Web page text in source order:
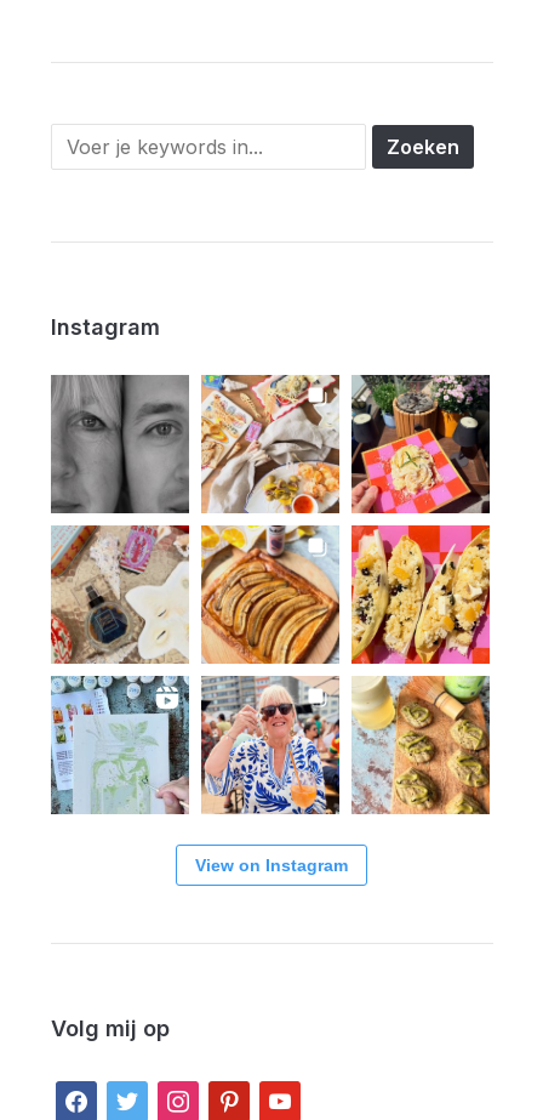
Instagram
View on Instagram
Volg mij op
facebook
twitter instagrampinterestyoutube